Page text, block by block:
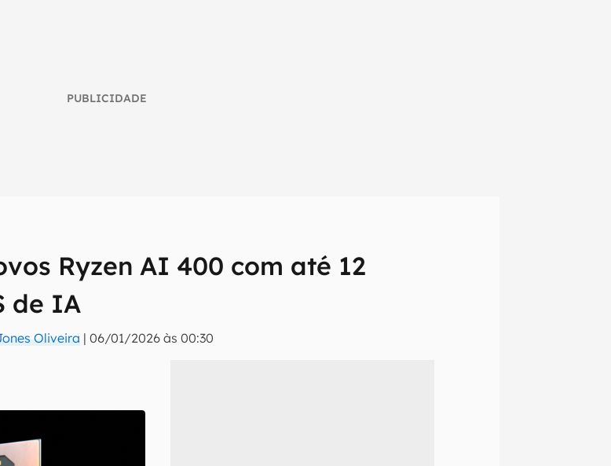
PUBLICIDADE
Ryzen AI 400 com até 12
de IA
Oliveira |06/01/2026 às 00:30
mundo tech!
receba notícias e reviews sobre tecnologia em primeira